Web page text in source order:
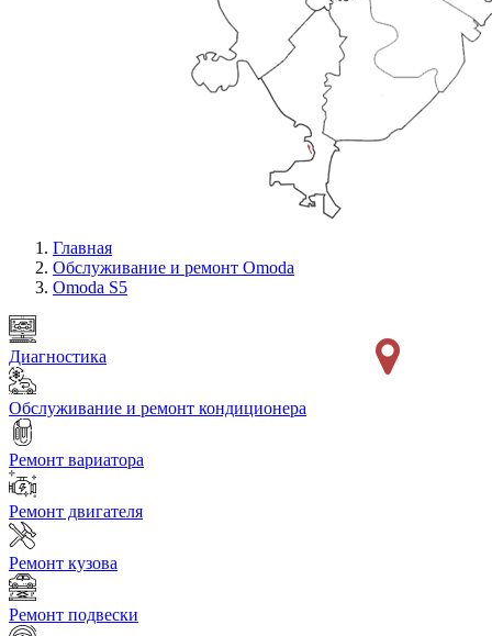
Главная
Обслуживание и ремонт Omoda
Omoda S5
Диагностика
Обслуживание и ремонт кондиционера
Ремонт вариатора
Ремонт двигателя
Ремонт кузова
Ремонт подвески